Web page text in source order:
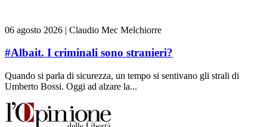
06 agosto 2026 | Claudio Mec Melchiorre
#Albait. I criminali sono stranieri?
Quando si parla di sicurezza, un tempo si sentivano gli strali di
Umberto Bossi. Oggi ad alzare la...